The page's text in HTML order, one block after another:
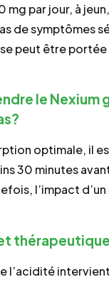
mg par jour, à
de symptômes
peut être
le Nexium
optimale, il
30 minutes
l’impact
l’acidité